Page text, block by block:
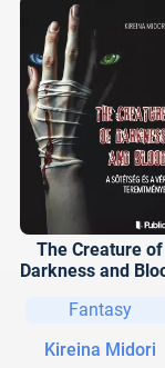
The Creature of
Darkness and
Fantasy
Kireina Midori